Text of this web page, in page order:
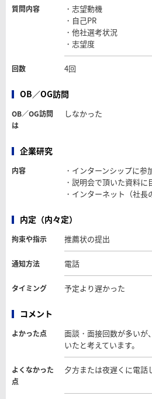
質問内容
・志望動機
・自己PR
・他社選考状況
・志望度
回数 4回
OB／OG訪問
OB／OG訪問
は
しなかった
企業研究
内容
・インターンシップに参
・説明会で頂いた資料に
・インターネット（社
内定（内々定）
拘束や指示 推薦状の提出
通知方法 電話
タイミング 予定より遅かった
コメント
よかった点
面談・面接回数が多いが
いたと考えています。
よくなかった
点
夕方または夜遅くに電話